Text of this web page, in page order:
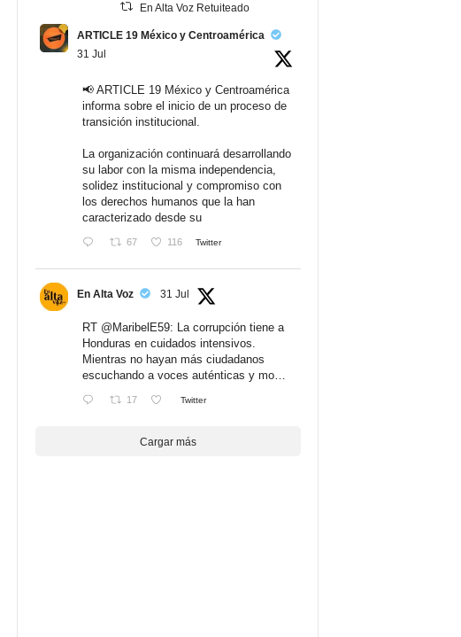
En Alta Voz Retuiteado
ARTICLE 19 México y Centroamérica
31 Jul
📢 ARTICLE 19 México y Centroamérica
informa sobre el inicio de un proceso de
transición institucional.
La organización continuará desarrollando
su labor con la misma independencia,
solidez institucional y compromiso con
los derechos humanos que la han
caracterizado desde su
67 116 Twitter
En Alta Voz 31 Jul
RT @MaribelE59: La corrupción tiene a
Honduras en cuidados intensivos.
Mientras no hayan más ciudadanos
escuchando a voces auténticas y mo…
17 Twitter
Cargar más